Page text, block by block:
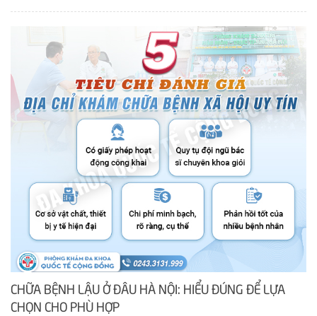
CHỮA BỆNH LẬU Ở ĐÂU HÀ NỘI: HIỂU ĐÚNG ĐỂ LỰA
CHỌN CHO PHÙ HỢP